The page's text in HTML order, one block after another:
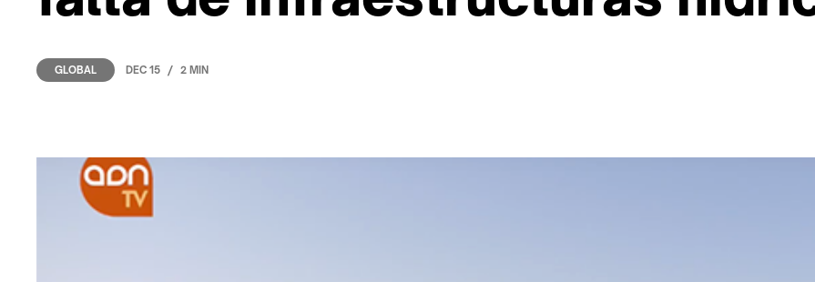
GLOBAL DEC 15 / 2 MIN